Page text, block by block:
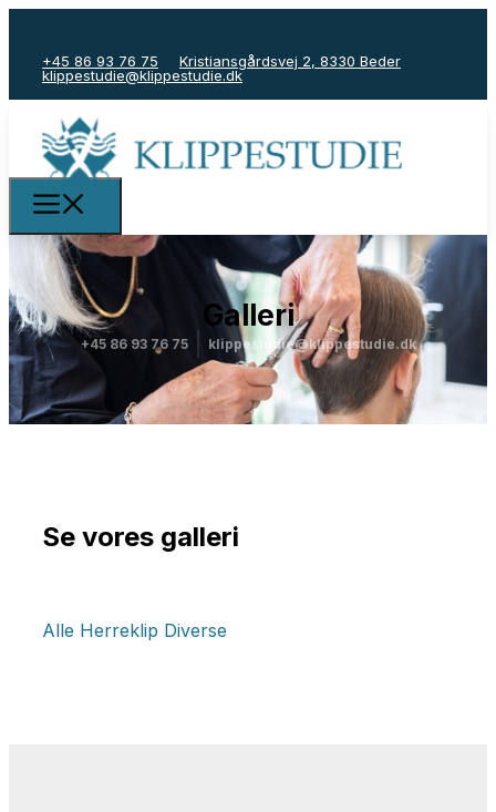
+45 86 93 76 75
Kristiansgårdsvej 2, 8330 Beder
klippestudie@klippestudie.dk
Galleri
+45 86 93 76 75 klippestudie@klippestudie.dk
Se vores galleri
Alle Herreklip Diverse